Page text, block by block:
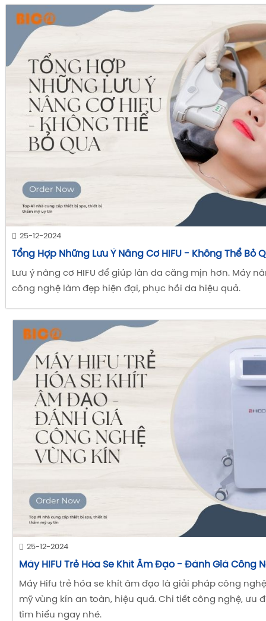
25-12-2024
Tổng Hợp Những Lưu Ý Nâng Cơ HIFU - Không Thể Bỏ
Lưu ý nâng cơ HIFU để giúp làn da căng mịn hơn. Máy
công nghệ làm đẹp hiện đại, phục hồi da hiệu quả.
25-12-2024
Máy HIFU Trẻ Hóa Se Khít Âm Đạo - Đánh Giá Công
Máy Hifu trẻ hóa se khít âm đạo là giải pháp công
mỹ vùng kín an toàn, hiệu quả. Chi tiết công nghệ, ưu
tìm hiểu ngay nhé.